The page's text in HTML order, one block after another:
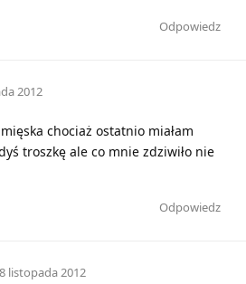
Odpowiedz
2012
chociaż ostatnio miałam
troszkę ale co mnie zdziwiło nie
Odpowiedz
listopada 2012